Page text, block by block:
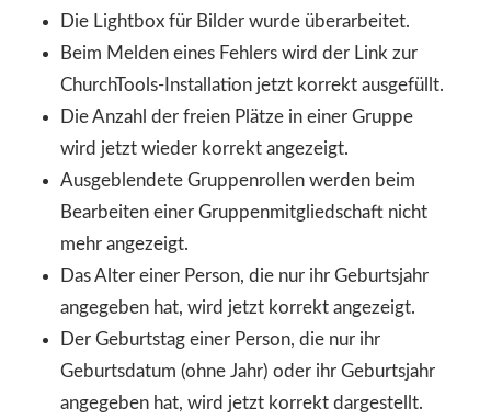
Die Lightbox für Bilder wurde überarbeitet.
Beim Melden eines Fehlers wird der Link zur
ChurchTools-Installation jetzt korrekt ausgefüllt.
Die Anzahl der freien Plätze in einer Gruppe
wird jetzt wieder korrekt angezeigt.
Ausgeblendete Gruppenrollen werden beim
Bearbeiten einer Gruppenmitgliedschaft nicht
mehr angezeigt.
Das Alter einer Person, die nur ihr Geburtsjahr
angegeben hat, wird jetzt korrekt angezeigt.
Der Geburtstag einer Person, die nur ihr
Geburtsdatum (ohne Jahr) oder ihr Geburtsjahr
angegeben hat, wird jetzt korrekt dargestellt.